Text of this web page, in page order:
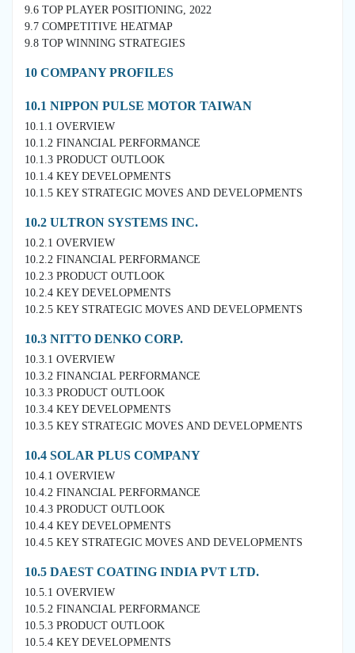
9.6 TOP PLAYER POSITIONING, 2022
9.7 COMPETITIVE HEATMAP
9.8 TOP WINNING STRATEGIES
10 COMPANY PROFILES
10.1 NIPPON PULSE MOTOR TAIWAN
10.1.1 OVERVIEW
10.1.2 FINANCIAL PERFORMANCE
10.1.3 PRODUCT OUTLOOK
10.1.4 KEY DEVELOPMENTS
10.1.5 KEY STRATEGIC MOVES AND DEVELOPMENTS
10.2 ULTRON SYSTEMS INC.
10.2.1 OVERVIEW
10.2.2 FINANCIAL PERFORMANCE
10.2.3 PRODUCT OUTLOOK
10.2.4 KEY DEVELOPMENTS
10.2.5 KEY STRATEGIC MOVES AND DEVELOPMENTS
10.3 NITTO DENKO CORP.
10.3.1 OVERVIEW
10.3.2 FINANCIAL PERFORMANCE
10.3.3 PRODUCT OUTLOOK
10.3.4 KEY DEVELOPMENTS
10.3.5 KEY STRATEGIC MOVES AND DEVELOPMENTS
10.4 SOLAR PLUS COMPANY
10.4.1 OVERVIEW
10.4.2 FINANCIAL PERFORMANCE
10.4.3 PRODUCT OUTLOOK
10.4.4 KEY DEVELOPMENTS
10.4.5 KEY STRATEGIC MOVES AND DEVELOPMENTS
10.5 DAEST COATING INDIA PVT LTD.
10.5.1 OVERVIEW
10.5.2 FINANCIAL PERFORMANCE
10.5.3 PRODUCT OUTLOOK
10.5.4 KEY DEVELOPMENTS